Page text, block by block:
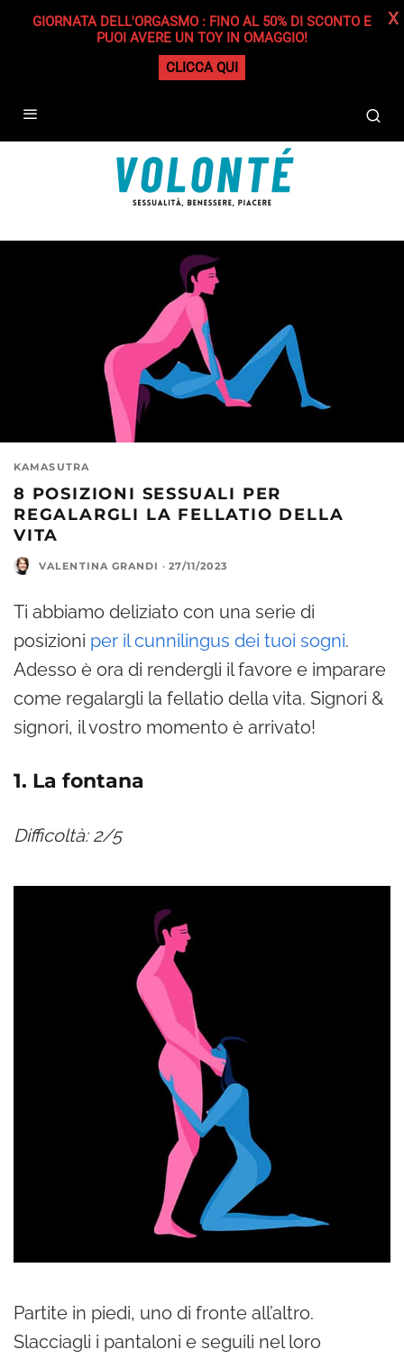
KAMASUTRA
8 POSIZIONI SESSUALI PER
REGALARGLI LA FELLATIO DELLA
VITA
VALENTINA GRANDI · 27/11/2023
Ti abbiamo deliziato con una serie di
posizioni per il cunnilingus dei tuoi sogni.
Adesso è ora di rendergli il favore e imparare
come regalargli la fellatio della vita. Signori &
signori, il vostro momento è arrivato!
1. La fontana
Difficoltà: 2/5
Partite in piedi, uno di fronte all’altro.
Slacciagli i pantaloni e seguili nel loro
GIORNATA DELL'ORGASMO : FINO AL 50% DI SCONTO E
PUOI AVERE UN TOY IN OMAGGIO!
CLICCA QUI
X